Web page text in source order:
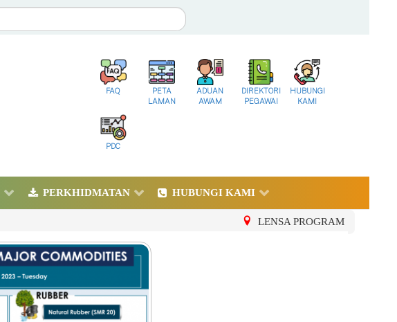
FAQ
PETA
LAMAN
ADUAN
AWAM
DIREKTORI
PEGAWAI
HUBUNGI
KAMI
PDC
PERKHIDMATAN HUBUNGI KAMI
LENSA PROGRAM